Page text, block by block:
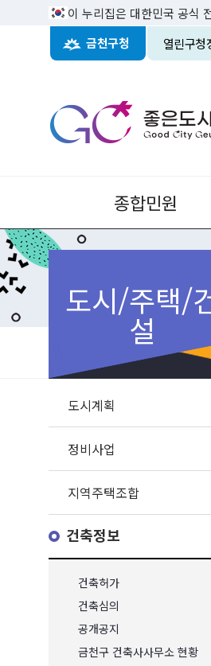
이 누리집은 대한민국 공식
금천구청 열린구청
종합민원
도시/주택/
설
도시계획
정비사업
지역주택조합
건축정보
건축허가
건축심의
공개공지
금천구 건축사사무소 현황